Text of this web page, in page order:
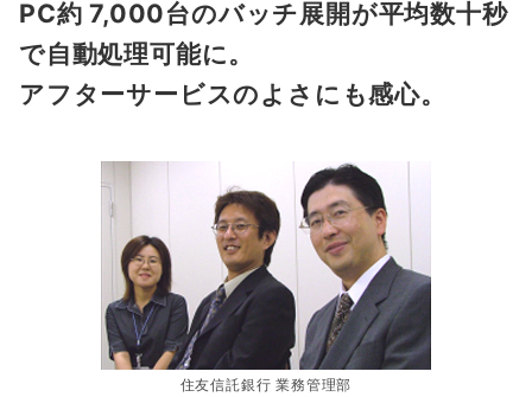
PC約 7,000台のバッチ展開が平均数十秒
で自動処理可能に。
アフターサービスのよさにも感心。
住友信託銀行 業務管理部